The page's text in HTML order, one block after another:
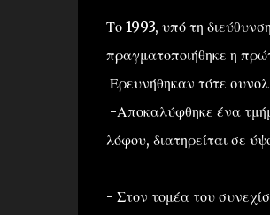
Το 1993, υπό τη
πραγματοποιήθηκε η
Ερευνήθηκαν τότε
-Αποκαλύφθηκε ένα
λόφου, διατηρείται σε
- Στον τομέα του